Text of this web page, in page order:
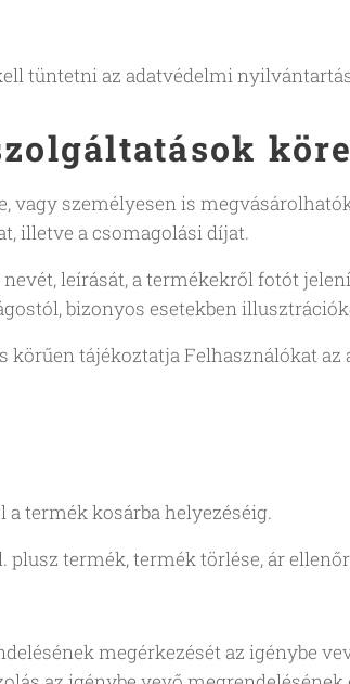
tüntetni az adatvédelmi
köre
vagy személyesen is
illetve a csomagolási díjat.
leírását, a termékekről fotót
bizonyos esetekben
körűen tájékoztatja Felhasználókat az
termék kosárba helyezéséig.
termék, termék törlése, ár
megérkezését az igénybe